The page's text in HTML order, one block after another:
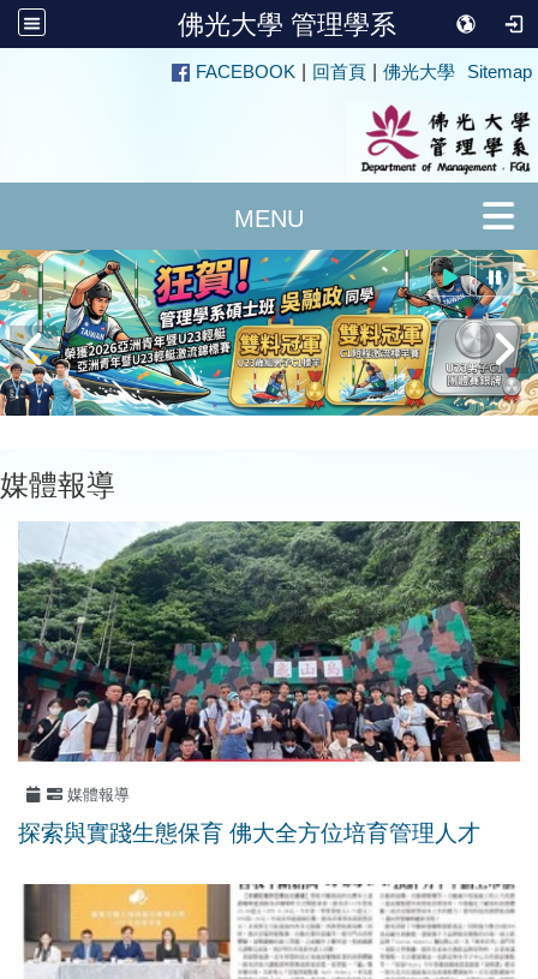
佛光大學 管理學系
:::
FACEBOOK 回首頁 佛光大學 Sitemap
媒體報導
媒體報導
探索與實踐生態保育 佛大全方位培育管理人才